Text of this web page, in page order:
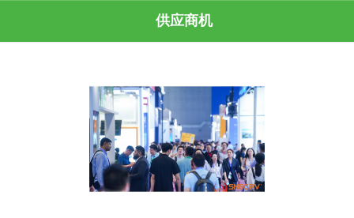
供应商机